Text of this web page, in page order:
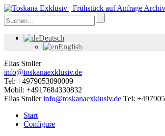
Deutsch
English
Elias Stoller
info@toskanaexklusiv.de
Tel: +4979053090009
Mobil: +4917684330832
Elias Stoller info@toskanaexklusiv.de Tel:
Start
Configure